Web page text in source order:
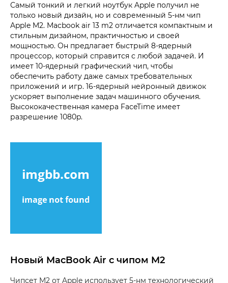
Самый тонкий и легкий ноутбук Apple получил не
только новый дизайн, но и современный 5-нм чип
Apple M2. Macbook air 13 m2 отличается компактным и
стильным дизайном, практичностью и своей
мощностью. Он предлагает быстрый 8-ядерный
процессор, который справится с любой задачей. И
имеет 10-ядерный графический чип, чтобы
обеспечить работу даже самых требовательных
приложений и игр. 16-ядерный нейронный движок
ускоряет выполнение задач машинного обучения.
Высококачественная камера FaceTime имеет
разрешение 1080p.
Новый MacBook Air с чипом M2
Чипсет M2 от Apple использует 5-нм технологический